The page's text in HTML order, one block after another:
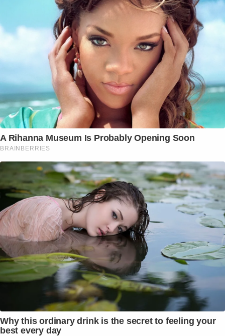
A Rihanna Museum Is Probably Opening Soon
BRAINBERRIES
Why this ordinary drink is the secret to feeling your
best every day